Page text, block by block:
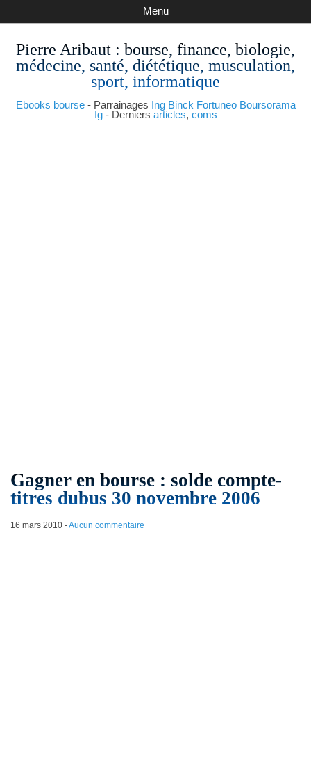
Pierre Aribaut : bourse, finance, biologie,
médecine, santé, diététique, musculation,
sport, informatique
Ebooks bourse- Parrainages Ing Binck Fortuneo Boursorama
Ig- Derniers articles, coms
Menu
Gagner en bourse : solde compte-
titres dubus 30 novembre 2006
16 mars 2010-Aucun commentaire